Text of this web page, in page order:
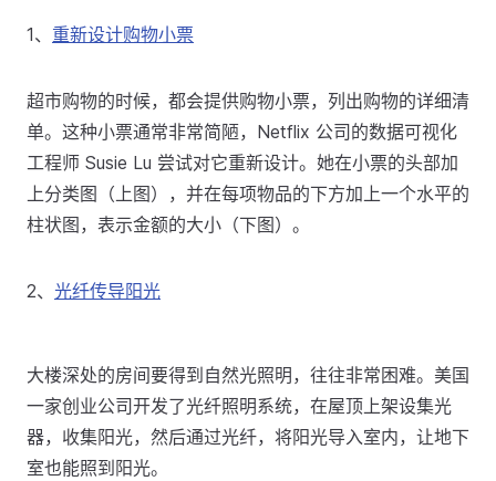
1、 重新设计购物小票
超市购物的时候，都会提供购物小票，列出购物的详细清
单。这种小票通常非常简陋，Netflix 公司的数据可视化
工程师 Susie Lu 尝试对它重新设计。她在小票的头部加
上分类图（上图），并在每项物品的下方加上一个水平的
柱状图，表示金额的大小（下图）。
2、 光纤传导阳光
大楼深处的房间要得到自然光照明，往往非常困难。美国
一家创业公司开发了光纤照明系统，在屋顶上架设集光
器，收集阳光，然后通过光纤，将阳光导入室内，让地下
室也能照到阳光。